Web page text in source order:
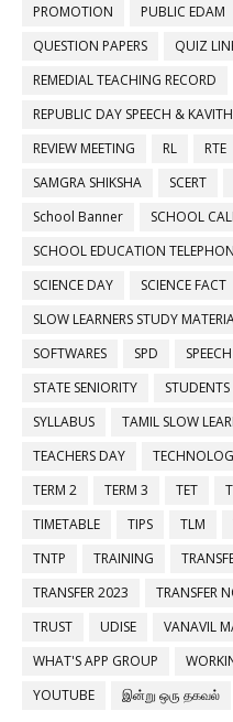
PROMOTION
PUBLIC EDAM
QUESTION PAPERS
QUIZ
REMEDIAL TEACHING RECORD
REPUBLIC DAY SPEECH &
REVIEW MEETING
RL RTE
SAMGRA SHIKSHA
SCERT
School Banner
SCHOOL
SCHOOL EDUCATION
SCIENCE DAY
SCIENCE FACT
SLOW LEARNERS STUDY
SOFTWARES
SPD SPEECH
STATE SENIORITY
STUDENTS
SYLLABUS
TAMIL SLOW
TEACHERS DAY
TERM 2
TERM 3 TET
TIMETABLE
TIPS TLM
TNTP
TRAINING
TRANSFER 2023
TRANSFER
TRUST
UDISE VANAVIL
WHAT'S APP GROUP
YOUTUBE
இன்று ஒரு தகவல்